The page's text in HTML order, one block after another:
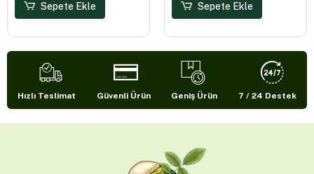
Sepete Ekle Sepete Ekle
Hızlı Teslimat Güvenli Ürün Geniş Ürün 7 / 24 Destek